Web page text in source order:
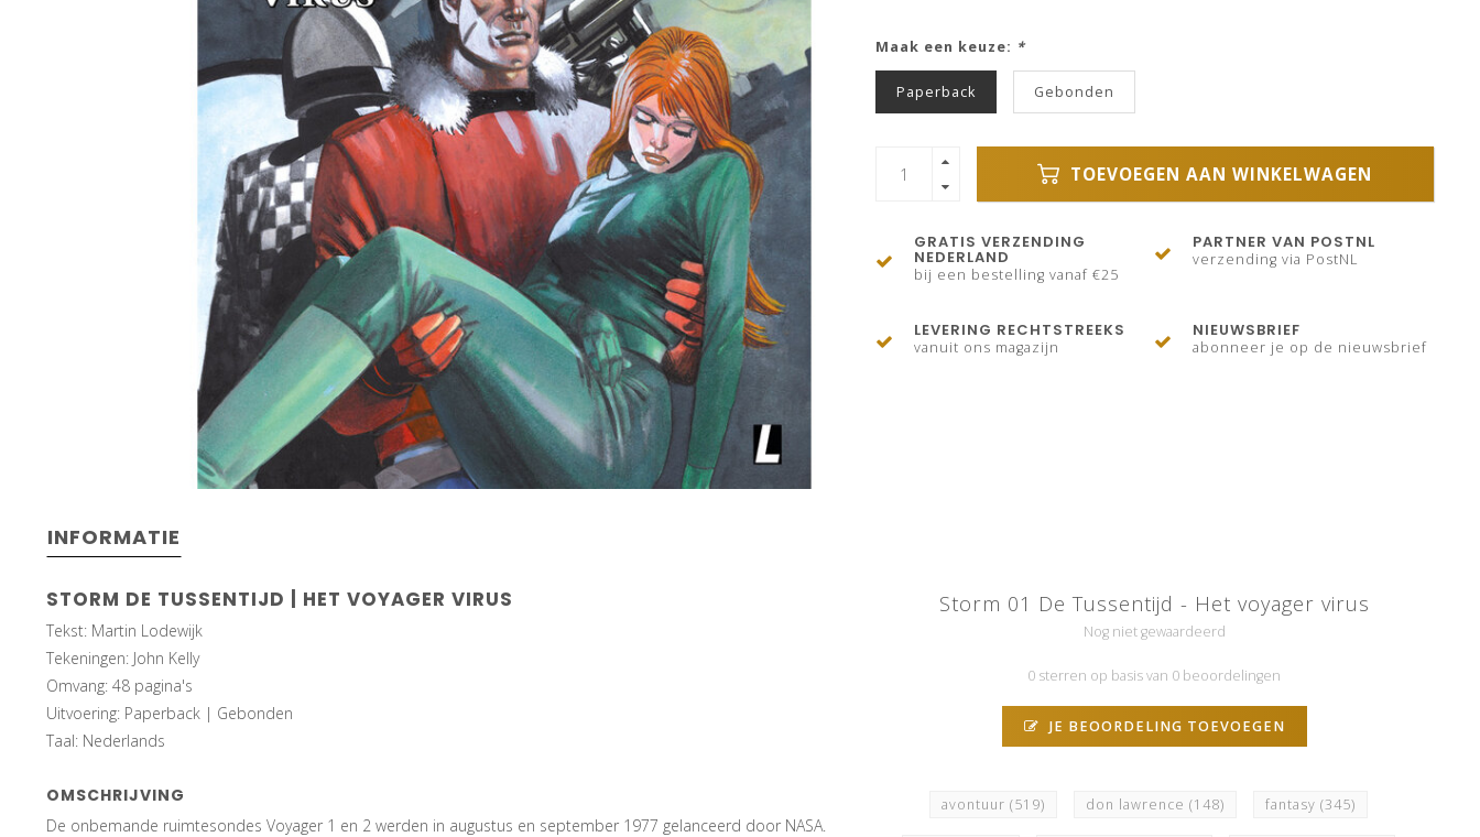
Maak een keuze: *
Paperback Gebonden
TOEVOEGEN AAN WINKELWAGEN
GRATIS VERZENDING
NEDERLAND
bij een bestelling vanaf €25
PARTNER VAN POSTNL
verzending via PostNL
LEVERING RECHTSTREEKS
vanuit ons magazijn
NIEUWSBRIEF
abonneer je op de nieuwsbrief
INFORMATIE
STORM DE TUSSENTIJD | HET VOYAGER VIRUS
Tekst: Martin Lodewijk
Tekeningen: John Kelly
Omvang: 48 pagina's
Uitvoering: Paperback | Gebonden
Taal: Nederlands
OMSCHRIJVING
De onbemande ruimtesondes Voyager 1 en 2 werden in augustus en september 1977 gelanceerd door NASA.
Storm 01 De Tussentijd - Het voyager virus
Nog niet gewaardeerd
0 sterren op basis van 0 beoordelingen
JE BEOORDELING TOEVOEGEN
avontuur(519) don lawrence(148) fantasy(345)